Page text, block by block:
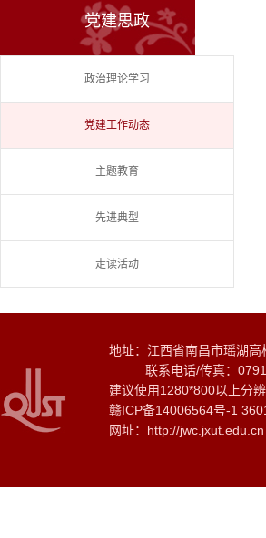
党建思政
政治理论学习
党建工作动态
主题教育
先进典型
走读活动
地址：江西省南昌市瑶湖
联系电话/传真：0791-
建议使用1280*800以上分
赣ICP备14006564号-1
网址：http://jwc.jxut.edu.cn